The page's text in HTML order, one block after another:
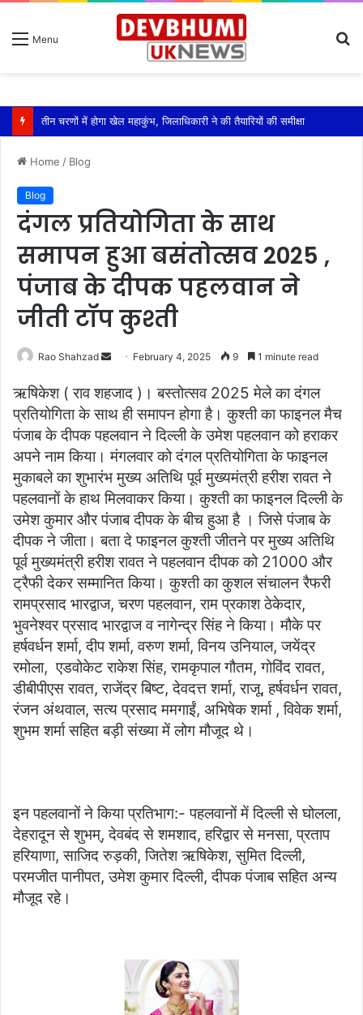
Menu
तीन चरणों में होगा खेल महाकुंभ, जिलाधिकारी ने की तैयारियों की समीक्षा
Home / Blog
Blog
दंगल प्रतियोगिता के साथ
समापन हुआ बसंतोत्सव 2025 ,
पंजाब के दीपक पहलवान ने
जीती टॉप कुश्ती
Rao Shahzad
Send
email
February 4, 2025 9 1 minute read
ऋषिकेश ( राव शहजाद )। बस्तोत्सव 2025 मेले का दंगल
प्रतियोगिता के साथ ही समापन होगा है। कुश्ती का फाइनल मैच
पंजाब के दीपक पहलवान ने दिल्ली के उमेश पहलवान को हराकर
अपने नाम किया। मंगलवार को दंगल प्रतियोगिता के फाइनल
मुकाबले का शुभारंभ मुख्य अतिथि पूर्व मुख्यमंत्री हरीश रावत ने
पहलवानों के हाथ मिलवाकर किया। कुश्ती का फाइनल दिल्ली के
उमेश कुमार और पंजाब दीपक के बीच हुआ है । जिसे पंजाब के
दीपक ने जीता। बता दे फाइनल कुश्ती जीतने पर मुख्य अतिथि
पूर्व मुख्यमंत्री हरीश रावत ने पहलवान दीपक को 21000 और
ट्रैफी देकर सम्मानित किया। कुश्ती का कुशल संचालन रैफरी
रामप्रसाद भारद्वाज, चरण पहलवान, राम प्रकाश ठेकेदार,
भुवनेश्वर प्रसाद भारद्वाज व नागेन्द्र सिंह ने किया। मौके पर
हर्षवर्धन शर्मा, दीप शर्मा, वरुण शर्मा, विनय उनियाल, जयेंद्र
रमोला, एडवोकेट राकेश सिंह, रामकृपाल गौतम, गोविंद रावत,
डीबीपीएस रावत, राजेंद्र बिष्ट, देवदत्त शर्मा, राजू, हर्षवर्धन रावत,
रंजन अंथवाल, सत्य प्रसाद ममगाईं, अभिषेक शर्मा , विवेक शर्मा,
शुभम शर्मा सहित बड़ी संख्या में लोग मौजूद थे।
इन पहलवानों ने किया प्रतिभाग:- पहलवानों में दिल्ली से घोलला,
देहरादून से शुभम्, देवबंद से शमशाद, हरिद्वार से मनसा, प्रताप
हरियाणा, साजिद रुड़की, जितेश ऋषिकेश, सुमित दिल्ली,
परमजीत पानीपत, उमेश कुमार दिल्ली, दीपक पंजाब सहित अन्य
मौजूद रहे।